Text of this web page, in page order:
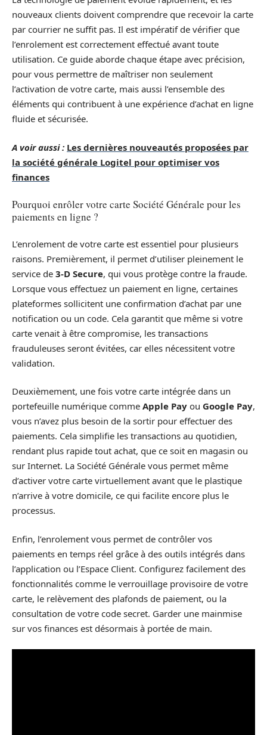
nouveaux clients doivent comprendre que recevoir la carte
par courrier ne suffit pas. Il est impératif de vérifier que
l’enrolement est correctement effectué avant toute
utilisation. Ce guide aborde chaque étape avec précision,
pour vous permettre de maîtriser non seulement
l’activation de votre carte, mais aussi l’ensemble des
éléments qui contribuent à une expérience d’achat en ligne
fluide et sécurisée.
A voir aussi : Les dernières nouveautés proposées par
la société générale Logitel pour optimiser vos
finances
Pourquoi enrôler votre carte Société Générale pour les
paiements en ligne ?
L’enrolement de votre carte est essentiel pour plusieurs
raisons. Premièrement, il permet d’utiliser pleinement le
service de 3-D Secure, qui vous protège contre la fraude.
Lorsque vous effectuez un paiement en ligne, certaines
plateformes sollicitent une confirmation d’achat par une
notification ou un code. Cela garantit que même si votre
carte venait à être compromise, les transactions
frauduleuses seront évitées, car elles nécessitent votre
validation.
Deuxièmement, une fois votre carte intégrée dans un
portefeuille numérique comme Apple Pay ou Google Pay,
vous n’avez plus besoin de la sortir pour effectuer des
paiements. Cela simplifie les transactions au quotidien,
rendant plus rapide tout achat, que ce soit en magasin ou
sur Internet. La Société Générale vous permet même
d’activer votre carte virtuellement avant que le plastique
n’arrive à votre domicile, ce qui facilite encore plus le
processus.
Enfin, l’enrolement vous permet de contrôler vos
paiements en temps réel grâce à des outils intégrés dans
l’application ou l’Espace Client. Configurez facilement des
fonctionnalités comme le verrouillage provisoire de votre
carte, le relèvement des plafonds de paiement, ou la
consultation de votre code secret. Garder une mainmise
sur vos finances est désormais à portée de main.